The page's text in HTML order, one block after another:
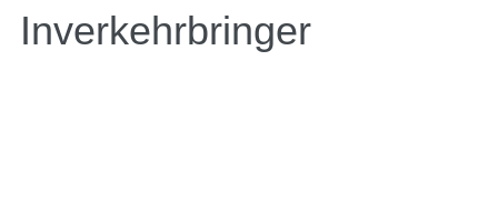
Inverkehrbringer